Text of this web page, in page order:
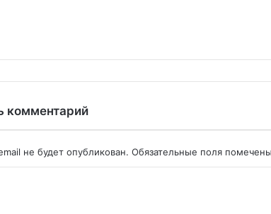
комментарий
не будет опубликован. Обязательные поля помечены